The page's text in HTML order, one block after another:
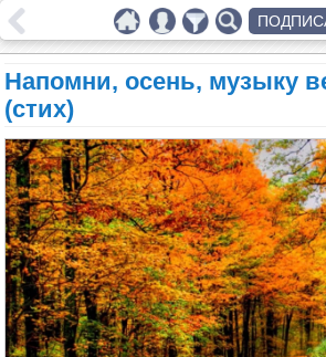
Напомни, осень, музыку
(стих)